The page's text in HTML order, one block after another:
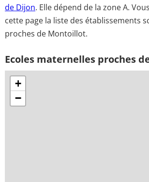
de Dijon. Elle dépend de la zone A.
cette page la liste des établissements
proches de Montoillot.
Ecoles maternelles proches
+
−